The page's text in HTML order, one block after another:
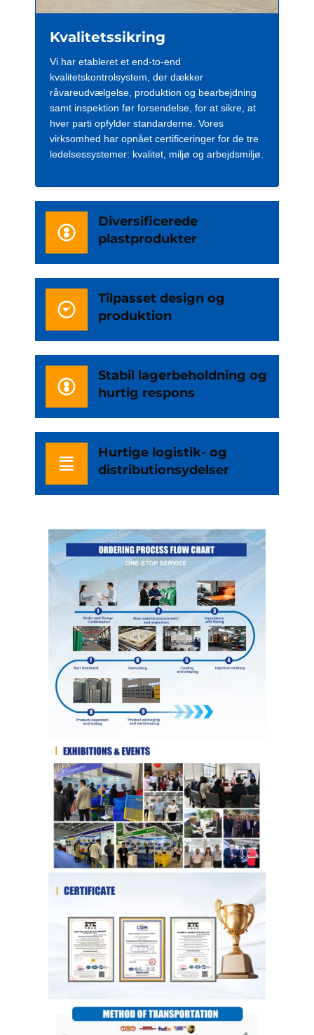
Kvalitetssikring
Vi har etableret et end-to-end
kvalitetskontrolsystem, der dækker
råvareudvælgelse, produktion og bearbejdning
samt inspektion før forsendelse, for at sikre, at
hver parti opfylder standarderne. Vores
virksomhed har opnået certificeringer for de tre
ledelsessystemer: kvalitet, miljø og arbejdsmiljø.
Diversificerede
plastprodukter
Tilpasset design og
produktion
Stabil lagerbeholdning og
hurtig respons
Hurtige logistik- og
distributionsydelser